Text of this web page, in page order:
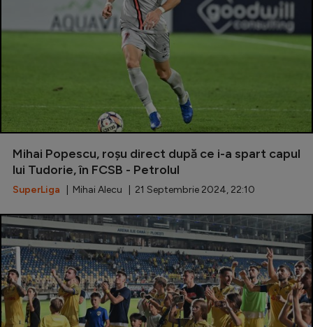
Mihai Popescu, roșu direct după ce i-a spart capul
lui Tudorie, în FCSB - Petrolul
SuperLiga | Mihai Alecu | 21 Septembrie 2024, 22:10